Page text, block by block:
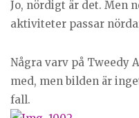
Jo, nördigt är det. Men
aktiviteter passar
Några varv på Tweedy
med, men bilden är
fall.